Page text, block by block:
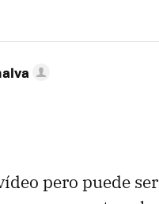
pero puede